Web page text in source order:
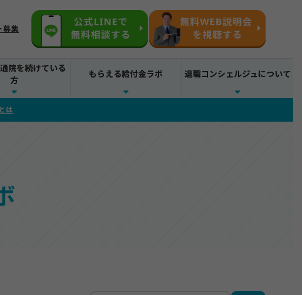
募集
院を続けている
方
もらえる給付金ラボ 退職コンシェルジュについて
は